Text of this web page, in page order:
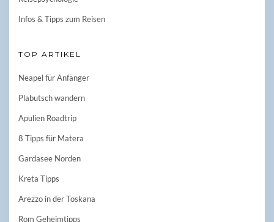
Infos & Tipps zum Reisen
TOP ARTIKEL
Neapel für Anfänger
Plabutsch wandern
Apulien Roadtrip
8 Tipps für Matera
Gardasee Norden
Kreta Tipps
Arezzo in der Toskana
Rom Geheimtipps